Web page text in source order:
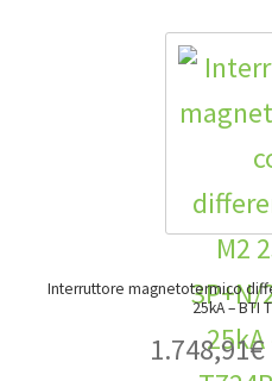
Interruttore magnetotermico
25kA –
1.748,91€